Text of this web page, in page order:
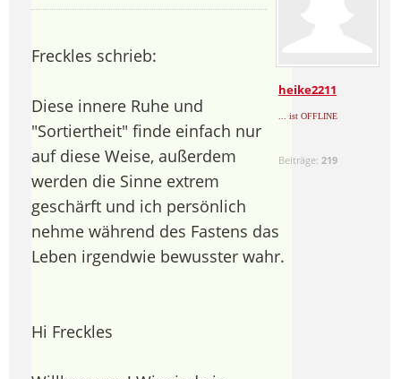
heike2211
... ist OFFLINE
Beiträge: 219
Freckles schrieb:
Diese innere Ruhe und
"Sortiertheit" finde einfach nur
auf diese Weise, außerdem
werden die Sinne extrem
geschärft und ich persönlich
nehme während des Fastens das
Leben irgendwie bewusster wahr.
Hi Freckles